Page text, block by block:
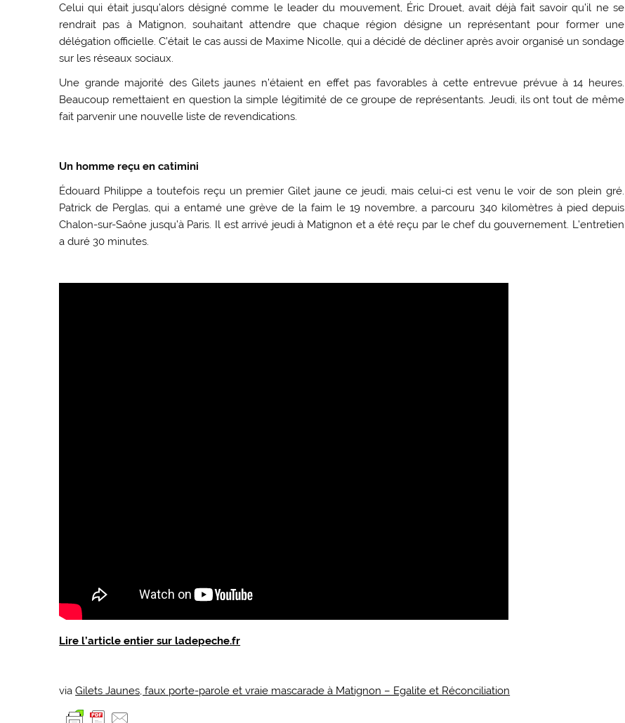
Celui qui était jusqu’alors désigné comme le leader du mouvement, Éric Drouet, avait déjà fait savoir qu’il ne se
rendrait pas à Matignon, souhaitant attendre que chaque région désigne un représentant pour former une
délégation officielle. C’était le cas aussi de Maxime Nicolle, qui a décidé de décliner après avoir organisé un sondage
sur les réseaux sociaux.
Une grande majorité des Gilets jaunes n’étaient en effet pas favorables à cette entrevue prévue à 14 heures.
Beaucoup remettaient en question la simple légitimité de ce groupe de représentants. Jeudi, ils ont tout de même
fait parvenir une nouvelle liste de revendications.
Un homme reçu en catimini
Édouard Philippe a toutefois reçu un premier Gilet jaune ce jeudi, mais celui-ci est venu le voir de son plein gré.
Patrick de Perglas, qui a entamé une grève de la faim le 19 novembre, a parcouru 340 kilomètres à pied depuis
Chalon-sur-Saône jusqu’à Paris. Il est arrivé jeudi à Matignon et a été reçu par le chef du gouvernement. L’entretien
a duré 30 minutes.
Lire l’article entier sur ladepeche.fr
viaGilets Jaunes, faux porte-parole et vraie mascarade à Matignon – Egalite et Réconciliation